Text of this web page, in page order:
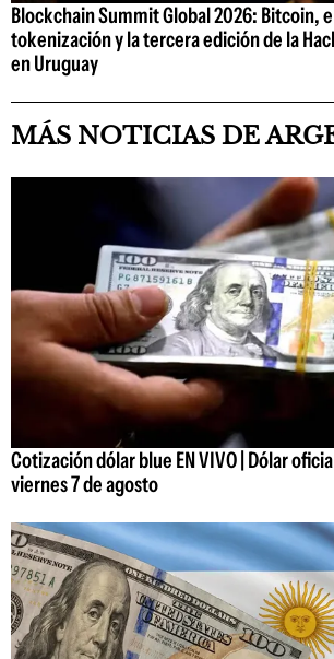
Blockchain Summit Global 2026: Bitcoin,
tokenización y la tercera edición de la
en Uruguay
MÁS NOTICIAS DE
Cotización dólar blue EN VIVO | Dólar
viernes 7 de agosto